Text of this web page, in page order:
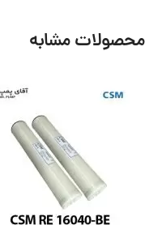
محصولات مشابه